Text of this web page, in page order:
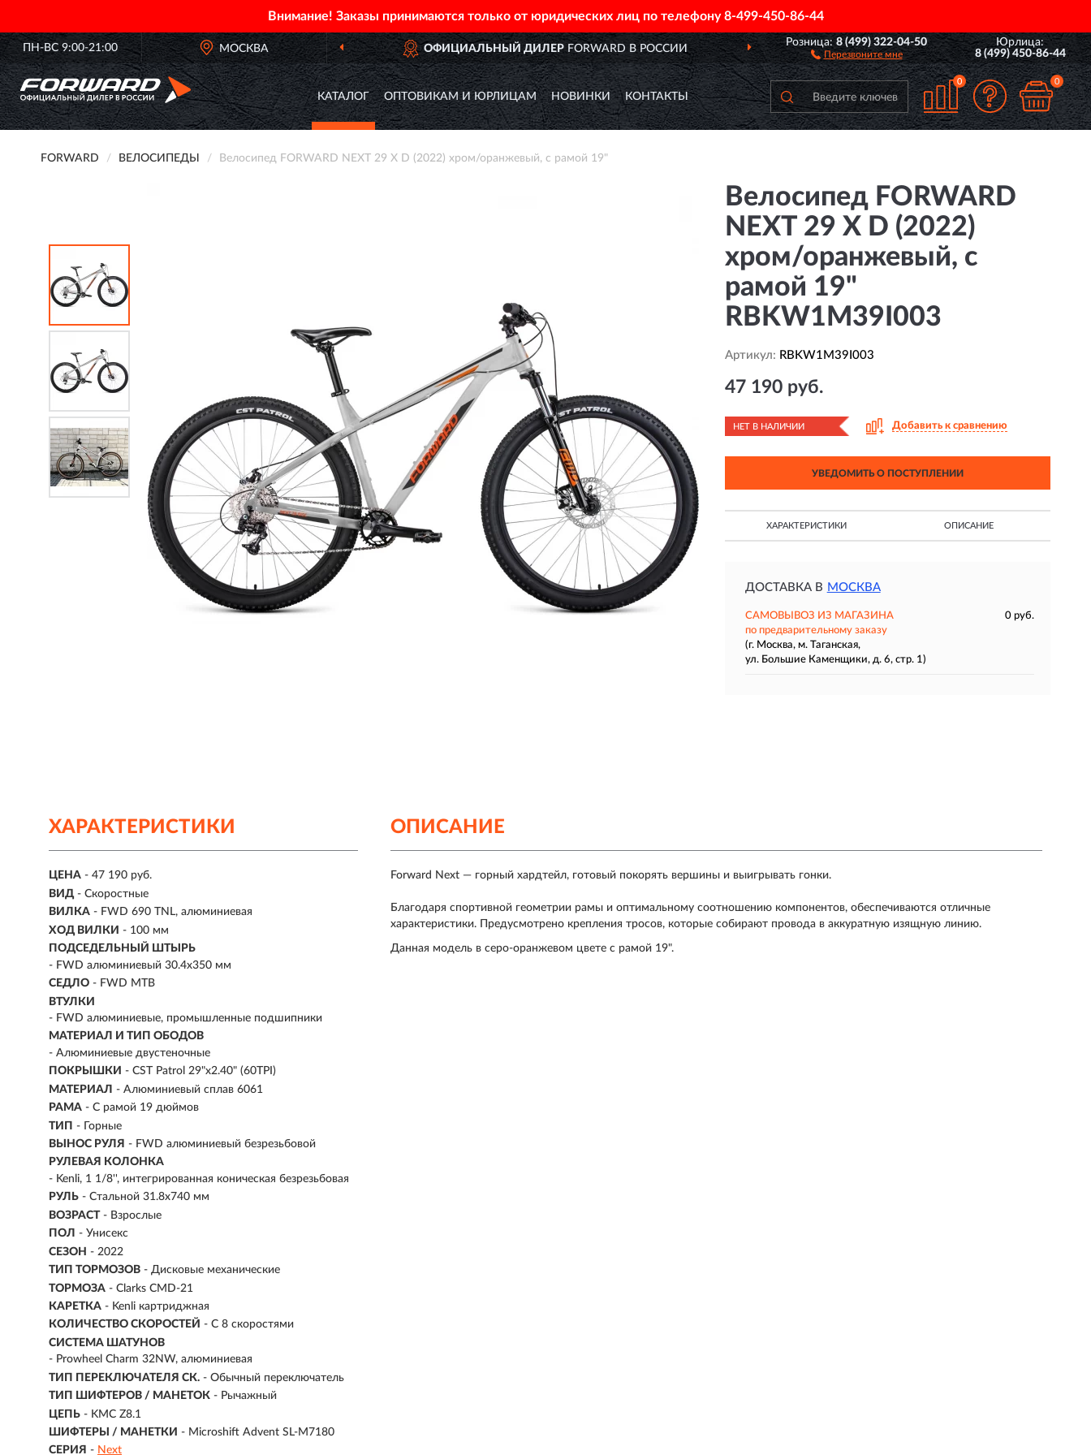
Внимание! Заказы принимаются только от юридических лиц по телефону8-499-450-86-44
ПН-ВС 9:00-21:00 МОСКВА ОФИЦИАЛЬНЫЙ ДИЛЕР FORWARD В РОССИИ ДОСТАВИМПО ВСЕЙ РОССИИ
Розница:8 (499) 322-04-50
Перезвоните мне
Юрлица:
8 (499) 450-86-44
КАТАЛОГ ОПТОВИКАМ И ЮРЛИЦАМ НОВИНКИ КОНТАКТЫ
0 0
FORWARD ВЕЛОСИПЕДЫ Велосипед FORWARD NEXT 29 X D (2022) хром/оранжевый, с рамой 19"
Велосипед FORWARD
NEXT 29 X D (2022)
хром/оранжевый, с
рамой 19"
RBKW1M39I003
Артикул: RBKW1M39I003
47 190 руб.
НЕТ В НАЛИЧИИ Добавить к сравнению
УВЕДОМИТЬ О ПОСТУПЛЕНИИ
ХАРАКТЕРИСТИКИ ОПИСАНИЕ
ДОСТАВКА В МОСКВА
САМОВЫВОЗ ИЗ МАГАЗИНА
0 руб.
по предварительному заказу
(г. Москва, м. Таганская,
ул. Большие Каменщики, д. 6, стр. 1)
ХАРАКТЕРИСТИКИ
ЦЕНА - 47 190 руб.
ВИД - Скоростные
ВИЛКА - FWD 690 TNL, алюминиевая
ХОД ВИЛКИ - 100 мм
ПОДСЕДЕЛЬНЫЙ ШТЫРЬ
- FWD алюминиевый 30.4x350 мм
СЕДЛО - FWD MTB
ВТУЛКИ
- FWD алюминиевые, промышленные подшипники
МАТЕРИАЛ И ТИП ОБОДОВ
- Алюминиевые двустеночные
ПОКРЫШКИ - CST Patrol 29"x2.40" (60TPI)
МАТЕРИАЛ - Алюминиевый сплав 6061
РАМА - С рамой 19 дюймов
ТИП - Горные
ВЫНОС РУЛЯ - FWD алюминиевый безрезьбовой
РУЛЕВАЯ КОЛОНКА
- Kenli, 1 1/8'', интегрированная коническая безрезьбовая
РУЛЬ - Стальной 31.8х740 мм
ВОЗРАСТ - Взрослые
ПОЛ - Унисекс
СЕЗОН - 2022
ТИП ТОРМОЗОВ - Дисковые механические
ТОРМОЗА - Clarks CMD-21
КАРЕТКА - Kenli картриджная
КОЛИЧЕСТВО СКОРОСТЕЙ - С 8 скоростями
СИСТЕМА ШАТУНОВ
- Prowheel Charm 32NW, алюминиевая
ТИП ПЕРЕКЛЮЧАТЕЛЯ СК. - Обычный переключатель
ТИП ШИФТЕРОВ / МАНЕТОК - Рычажный
ЦЕПЬ - KMC Z8.1
ШИФТЕРЫ / МАНЕТКИ - Microshift Advent SL-M7180
СЕРИЯ - Next
ОПИСАНИЕ
Forward Next — горный хардтейл, готовый покорять вершины и выигрывать гонки.
Благодаря спортивной геометрии рамы и оптимальному соотношению компонентов, обеспечиваются отличные
характеристики. Предусмотрено крепления тросов, которые собирают провода в аккуратную изящную линию.
Данная модель в серо-оранжевом цвете с рамой 19".